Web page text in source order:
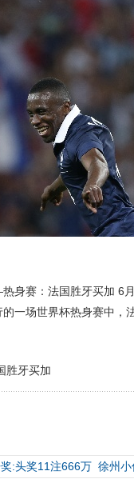
身赛：法国胜牙买加 6
一场世界杯热身赛中，
胜牙买加
:头奖11注666万 徐州